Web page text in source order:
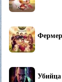
Убийца